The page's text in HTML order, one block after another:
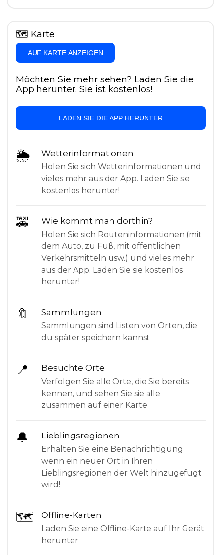
🗺 Karte
AUF KARTE ANZEIGEN
Möchten Sie mehr sehen? Laden Sie die
App herunter. Sie ist kostenlos!
LADEN SIE DIE APP HERUNTER
🌦 Wetterinformationen
Holen Sie sich Wetterinformationen und
vieles mehr aus der App. Laden Sie sie
kostenlos herunter!
🚕 Wie kommt man dorthin?
Holen Sie sich Routeninformationen (mit
dem Auto, zu Fuß, mit öffentlichen
Verkehrsmitteln usw.) und vieles mehr
aus der App. Laden Sie sie kostenlos
herunter!
🔖 Sammlungen
Sammlungen sind Listen von Orten, die
du später speichern kannst
📍 Besuchte Orte
Verfolgen Sie alle Orte, die Sie bereits
kennen, und sehen Sie sie alle
zusammen auf einer Karte
🔔 Lieblingsregionen
Erhalten Sie eine Benachrichtigung,
wenn ein neuer Ort in Ihren
Lieblingsregionen der Welt hinzugefügt
wird!
🗺 Offline-Karten
Laden Sie eine Offline-Karte auf Ihr Gerät
herunter